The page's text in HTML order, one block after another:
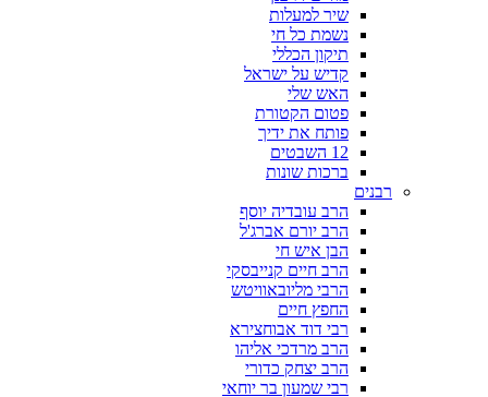
שיר למעלות
נשמת כל חי
תיקון הכללי
קדיש על ישראל
האש שלי
פטום הקטורת
פותח את ידיך
12 השבטים
ברכות שונות
רבנים
הרב עובדיה יוסף
הרב יורם אברג'ל
הבן איש חי
הרב חיים קנייבסקי
הרבי מליובאוויטש
החפץ חיים
רבי דוד אבוחצירא
הרב מרדכי אליהו
הרב יצחק כדורי
רבי שמעון בר יוחאי